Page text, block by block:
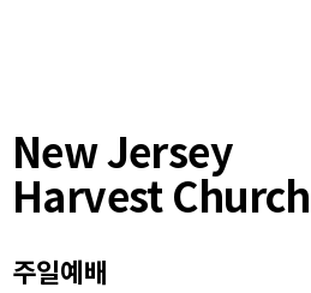
New Jersey
Harvest Church
주일예배